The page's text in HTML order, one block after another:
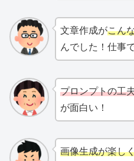
文章作成がこん
んでした！仕事
プロンプトの工
が面白い！
画像生成が楽し